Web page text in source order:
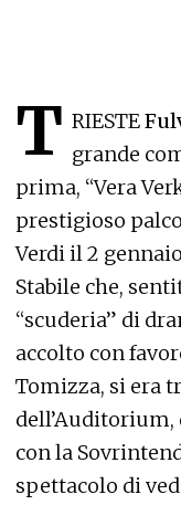
T RIESTE
grande
prima, “Vera
prestigioso
Verdi il 2
Stabile che,
“scuderia” di
accolto con
Tomizza, si era
dell’Auditorium,
con la
spettacolo di